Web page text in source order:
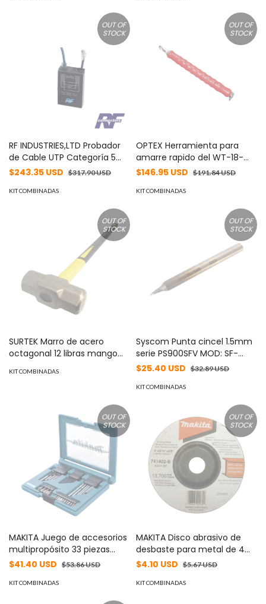
OUT OF
STOCK
RF INDUSTRIES,LTD Probador
de Cable UTP Categoría 5
MOD: RFA-4218-20
$243.35 USD $317.90 USD
KIT COMBINADAS
OUT OF
STOCK
OPTEX Herramienta para
amarre rapido del WT-18-
500 MOD: EZ-370
$146.95 USD $191.84 USD
KIT COMBINADAS
OUT OF
STOCK
SURTEK Marro de acero
octagonal 12 libras mango
MARR12FV
KIT COMBINADAS
OUT OF
STOCK
Syscom Punta cincel 1.5mm
serie PS900SFV MOD: SF-
VCH15A
$25.40 USD $32.89 USD
KIT COMBINADAS
OUT OF
STOCK
MAKITA Juego de accesorios
multipropósito 33 piezas
estuche tipo tablet. MOD: B-
$41.40 USD $53.86 USD
KIT COMBINADAS
OUT OF
STOCK
MAKITA Disco abrasivo de
desbaste para metal de 4
1/2 eje 7/8" espesor 6mm
$4.10 USD $5.67 USD
KIT COMBINADAS